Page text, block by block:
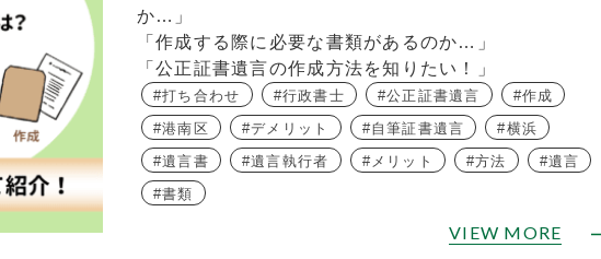
か…」
「作成する際に必要な書類があるのか…」
「公正証書遺言の作成方法を知りたい！」
打ち合わせ 行政書士 公正証書遺言
作成
港南区
デメリット 自筆証書遺言
横浜
遺言書
遺言執行者 メリット 方法
遺言
書類
VIEW MORE